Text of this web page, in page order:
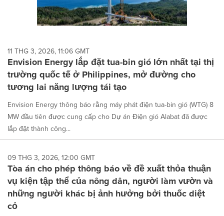
11 THG 3, 2026, 11:06 GMT
Envision Energy lắp đặt tua-bin gió lớn nhất tại thị
trường quốc tế ở Philippines, mở đường cho
tương lai năng lượng tái tạo
Envision Energy thông báo rằng máy phát điện tua-bin gió (WTG) 8
MW đầu tiên được cung cấp cho Dự án Điện gió Alabat đã được
lắp đặt thành công...
09 THG 3, 2026, 12:00 GMT
Tòa án cho phép thông báo về đề xuất thỏa thuận
vụ kiện tập thể của nông dân, người làm vườn và
những người khác bị ảnh hưởng bởi thuốc diệt
cỏ